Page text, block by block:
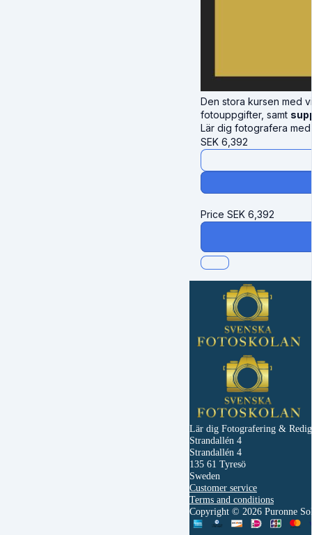
Den stora kursen med
fotouppgifter, samt
Lär dig fotografera med
SEK 6,392
Price SEK 6,392
Lär dig Fotografering &
Strandallén 4
Strandallén 4
135 61 Tyresö
Sweden
Customer service
Terms and conditions
Copyright © 2026 Puronne